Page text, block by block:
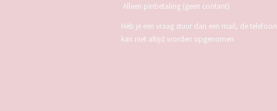
Alleen pinbetaling (geen contant)
Heb je een vraag stuur dan een mail, de telefoon
kan niet altijd worden opgenomen